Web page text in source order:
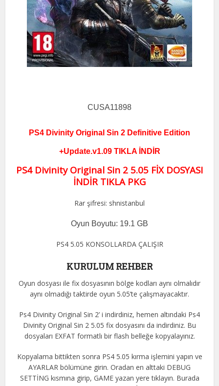
CUSA11898
PS4 Divinity Original Sin 2 Definitive Edition
+Update.v1.09 TIKLA İNDİR
PS4 Divinity Original Sin 2 5.05 FİX DOSYASI
İNDİR TIKLA PKG
Rar şifresi: shnistanbul
Oyun Boyutu: 19.1 GB
PS4 5.05 KONSOLLARDA ÇALIŞIR
KURULUM REHBER
Oyun dosyası ile fix dosyasının bölge kodları aynı olmalıdır
aynı olmadığı taktirde oyun 5.05’te çalışmayacaktır.
Ps4 Divinity Original Sin 2’ i indirdiniz, hemen altındaki Ps4
Divinity Original Sin 2 5.05 fix dosyasını da indirdiniz. Bu
dosyaları EXFAT formatlı bir flash belleğe kopyalayınız.
Kopyalama bittikten sonra PS4 5.05 kırma işlemini yapın ve
AYARLAR bölümüne girin. Oradan en alttaki DEBUG
SETTİNG kısmına girip, GAME yazan yere tıklayın. Burada